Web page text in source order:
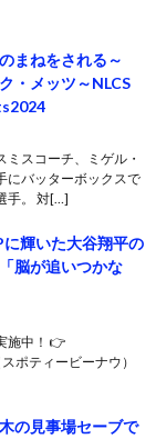
まねをされる～
・メッツ～NLCS
スコーチ、ミゲル・
にバッターボックスで
手。 対[…]
に輝いた大谷翔平の
脳が追いつかな
施中！ 👉
ポティービーナウ）
の見事場セーブで